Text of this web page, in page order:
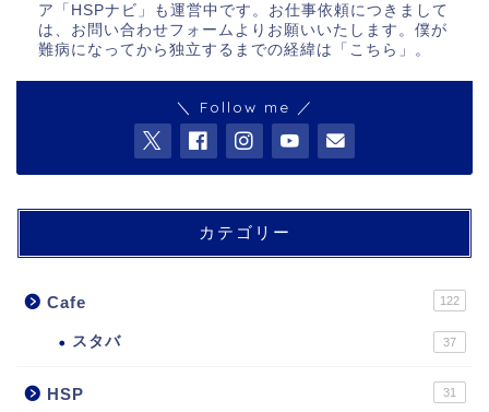
ア「HSPナビ」も運営中です。お仕事依頼につきまして
は、お問い合わせフォームよりお願いいたします。僕が
難病になってから独立するまでの経緯は「 こちら 」。
＼ Follow me ／
カテゴリー
Cafe 122
スタバ 37
HSP 31